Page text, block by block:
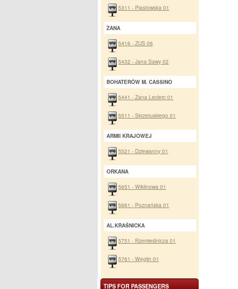
5311 - Piastowska 01
ZANA
5416 - ZUS 06
5432 - Jana Sawy 02
BOHATERÓW M. CASSINO
5441 - Zana Leclerc 01
5511 - Skrzetuskiego 01
ARMII KRAJOWEJ
5521 - Dziewanny 01
ORKANA
5651 - Wiklinowa 01
5661 - Poznańska 01
AL.KRAŚNICKA
5751 - Rzemieślnicza 01
5761 - Węglin 01
TIPS FOR PASSENGERS